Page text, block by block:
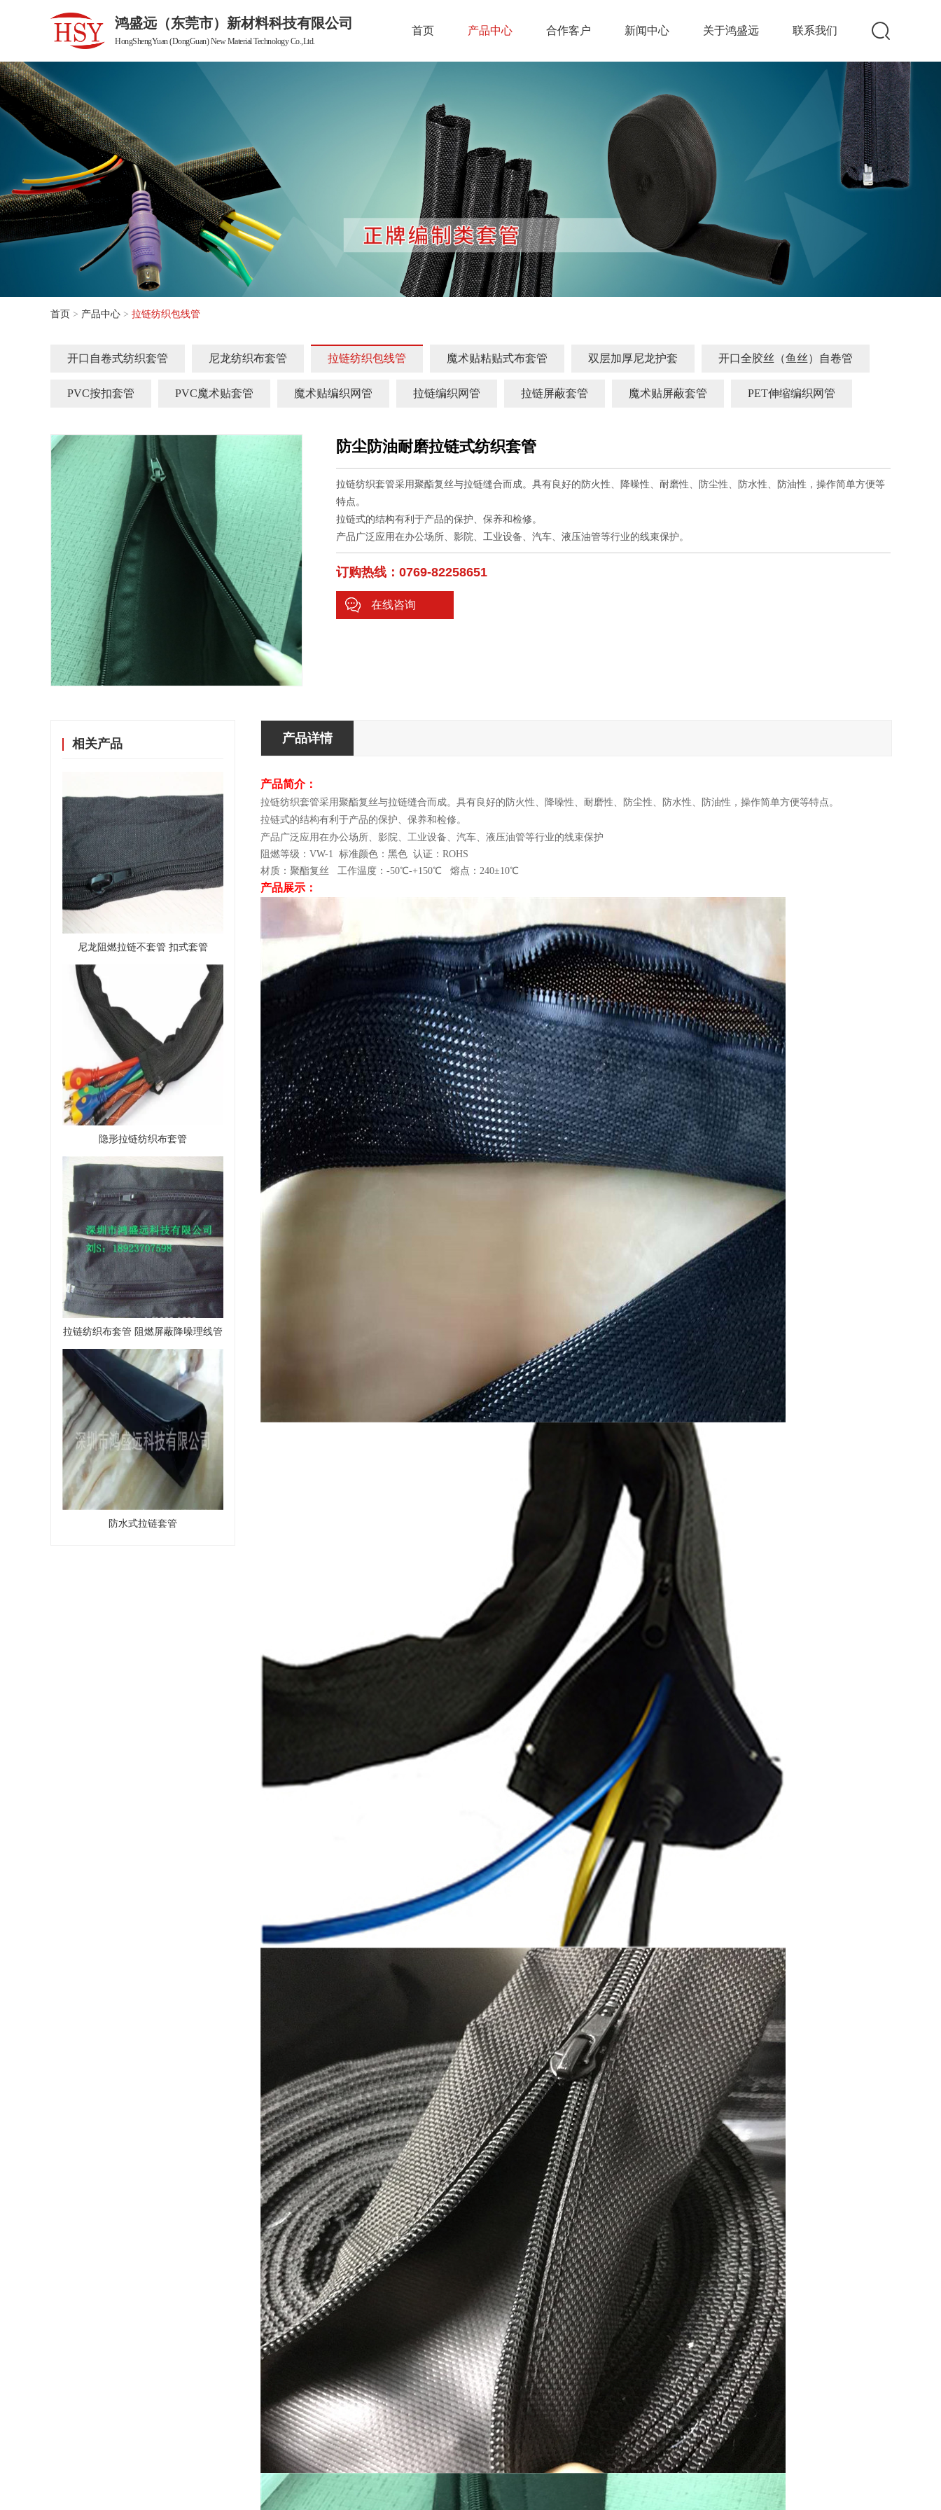
鸿盛远（东莞市）新材料科技有限公司
HongShengYuan (DongGuan) New Material Technology Co.,Ltd.
首页 产品中心 合作客户 新闻中心 关于鸿盛远 联系我们
首页 > 产品中心 > 拉链纺织包线管
开口自卷式纺织套管 尼龙纺织布套管 拉链纺织包线管 魔术贴粘贴式布套管 双层加厚尼龙护套 开口全胶丝（鱼丝）自卷管
PVC按扣套管 PVC魔术贴套管 魔术贴编织网管 拉链编织网管 拉链屏蔽套管 魔术贴屏蔽套管 PET伸缩编织网管
防尘防油耐磨拉链式纺织套管
拉链纺织套管采用聚酯复丝与拉链缝合而成。具有良好的防火性、降噪性、耐磨性、防尘性、防水性、防油性，操作简单方便等
特点。
拉链式的结构有利于产品的保护、保养和检修。
产品广泛应用在办公场所、影院、工业设备、汽车、液压油管等行业的线束保护。
订购热线：0769-82258651
在线咨询
相关产品
尼龙阻燃拉链不套管 扣式套管
隐形拉链纺织布套管
拉链纺织布套管 阻燃屏蔽降噪理线管
防水式拉链套管
产品详情
产品简介：
拉链纺织套管采用聚酯复丝与拉链缝合而成。具有良好的防火性、降噪性、耐磨性、防尘性、防水性、防油性，操作简单方便等特点。
拉链式的结构有利于产品的保护、保养和检修。
产品广泛应用在办公场所、影院、工业设备、汽车、液压油管等行业的线束保护
阻燃等级：VW-1 标准颜色：黑色 认证：ROHS
材质：聚酯复丝 工作温度：-50℃-+150℃ 熔点：240±10℃
产品展示：